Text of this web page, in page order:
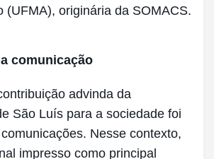
(UFMA), originária da SOMACS.
comunicação
advinda da
São Luís para a sociedade foi
Nesse contexto,
impresso como principal